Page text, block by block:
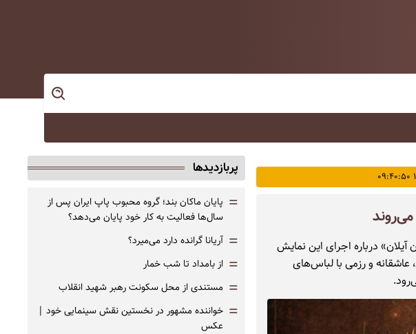
آیلان» درباره اجرای این نمایش
شامل ۱۶ قطعه حماسی، عاشقانه و رزمی با لباس‌های
پربازدیدها
= پایان ماکان بند؛ گروه محبوب پاپ ایران پس از
سال‌ها فعالیت به کار خود پایان می‌دهد؟
= آریانا گرانده دارد می‌میرد؟
= از بامداد تا شب خمار
= مستندی از محل سکونت رهبر شهید انقلاب
= خواننده مشهور در نخستین نقش سینمایی خود |‌
عکس